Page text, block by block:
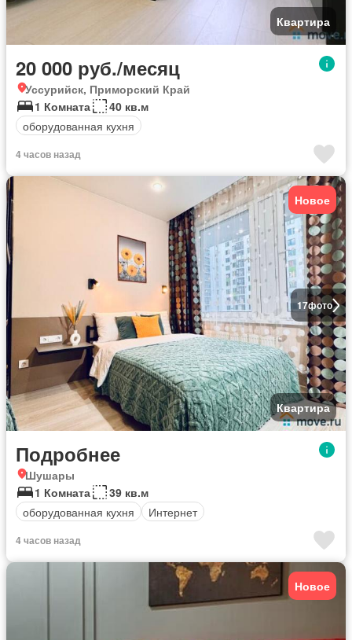
Квартира
20 000 руб./месяц
Уссурийск, Приморский Край
1 Комната
40 кв.м
оборудованная кухня
4 часов назад
17фото
Новое
Квартира
Подробнее
Шушары
1 Комната
39 кв.м
оборудованная кухня
Интернет
4 часов назад
Новое